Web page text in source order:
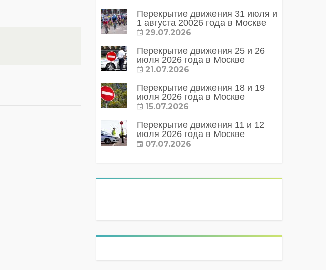
Перекрытие движения 31 июля и
1 августа 20026 года в Москве
29.07.2026
Перекрытие движения 25 и 26
июля 2026 года в Москве
21.07.2026
Перекрытие движения 18 и 19
июля 2026 года в Москве
15.07.2026
Перекрытие движения 11 и 12
июля 2026 года в Москве
07.07.2026